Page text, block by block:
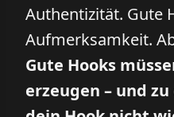
Authentizität. Gute
Aufmerksamkeit.
Gute Hooks
erzeugen – und